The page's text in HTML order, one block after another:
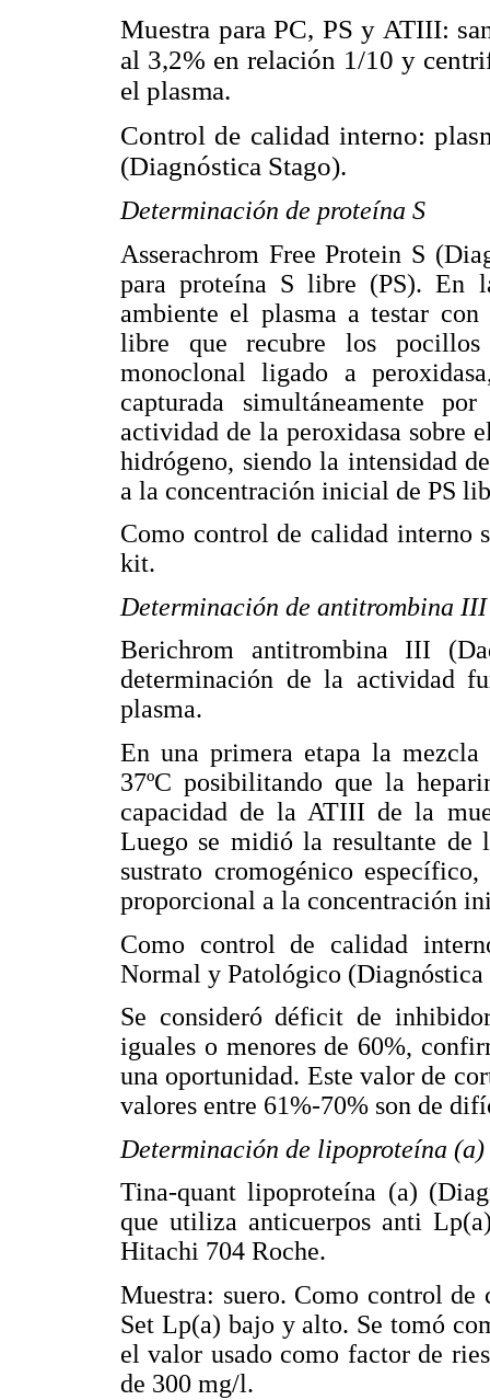
Muestra para PC, PS y ATIII:
al 3,2% en relación 1/10 y
el plasma.
Control de calidad interno:
(Diagnóstica Stago).
Determinación de proteína S
Asserachrom Free Protein S
para proteína S libre (PS). En
ambiente el plasma a testar
libre que recubre los
monoclonal ligado a
capturada simultáneamente
actividad de la peroxidasa sobre
hidrógeno, siendo la intensidad
a la concentración inicial de PS
Como control de calidad interno
kit.
Determinación de antitrombina III
Berichrom antitrombina III
determinación de la actividad
plasma.
En una primera etapa la
37ºC posibilitando que la
capacidad de la ATIII de la
Luego se midió la resultante de
sustrato cromogénico
proporcional a la concentración
Como control de calidad
Normal y Patológico (Diagnóstica
Se consideró déficit de
iguales o menores de 60%,
una oportunidad. Este valor de
valores entre 61%-70% son de
Determinación de lipoproteína (a)
Tina-quant lipoproteína (a)
que utiliza anticuerpos anti
Hitachi 704 Roche.
Muestra: suero. Como control
Set Lp(a) bajo y alto. Se tomó
el valor usado como factor de
de 300 mg/l.